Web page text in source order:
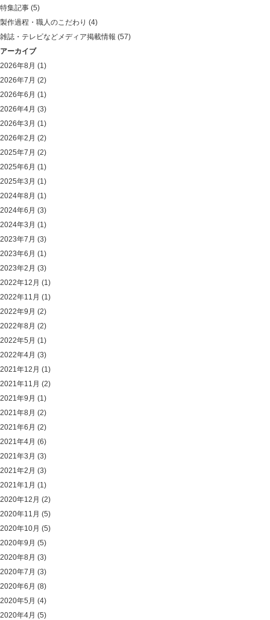
特集記事 (5)
製作過程・職人のこだわり (4)
雑誌・テレビなどメディア掲載情報 (57)
アーカイブ
2026年8月 (1)
2026年7月 (2)
2026年6月 (1)
2026年4月 (3)
2026年3月 (1)
2026年2月 (2)
2025年7月 (2)
2025年6月 (1)
2025年3月 (1)
2024年8月 (1)
2024年6月 (3)
2024年3月 (1)
2023年7月 (3)
2023年6月 (1)
2023年2月 (3)
2022年12月 (1)
2022年11月 (1)
2022年9月 (2)
2022年8月 (2)
2022年5月 (1)
2022年4月 (3)
2021年12月 (1)
2021年11月 (2)
2021年9月 (1)
2021年8月 (2)
2021年6月 (2)
2021年4月 (6)
2021年3月 (3)
2021年2月 (3)
2021年1月 (1)
2020年12月 (2)
2020年11月 (5)
2020年10月 (5)
2020年9月 (5)
2020年8月 (3)
2020年7月 (3)
2020年6月 (8)
2020年5月 (4)
2020年4月 (5)